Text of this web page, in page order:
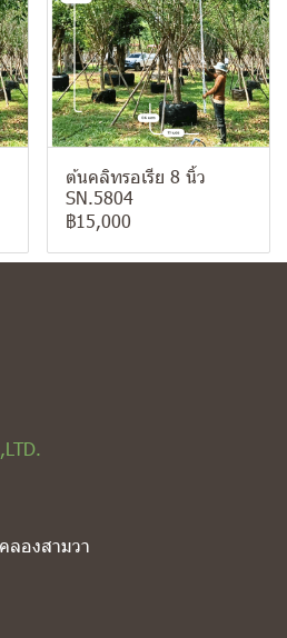
ต้นคลิทรอเรีย 8 นิ้ว
SN.5804
฿15,000
ลองสามวา